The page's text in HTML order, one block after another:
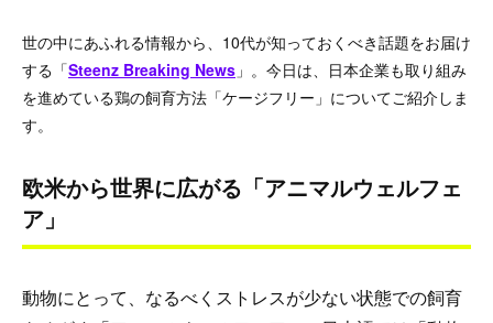
世の中にあふれる情報から、10代が知っておくべき話題をお届け
する「Steenz Breaking News 」。今日は、日本企業も取り組み
を進めている鶏の飼育方法「ケージフリー」についてご紹介しま
す。
欧米から世界に広がる「アニマルウェルフェ
ア」
動物にとって、なるべくストレスが少ない状態での飼育